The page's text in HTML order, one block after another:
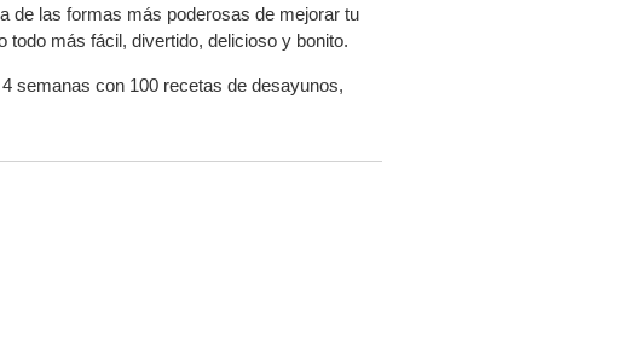
de las formas más poderosas de mejorar tu
todo más fácil, divertido, delicioso y bonito.
semanas con 100 recetas de desayunos,